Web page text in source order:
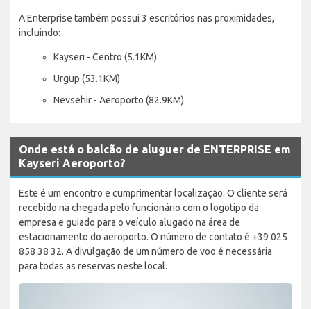
A Enterprise também possui 3 escritórios nas proximidades,
incluindo:
Kayseri - Centro (5.1KM)
Urgup (53.1KM)
Nevsehir - Aeroporto (82.9KM)
Onde está o balcão de aluguer de ENTERPRISE em
Kayseri Aeroporto?
Este é um encontro e cumprimentar localização. O cliente será
recebido na chegada pelo funcionário com o logotipo da
empresa e guiado para o veículo alugado na área de
estacionamento do aeroporto. O número de contato é +39 025
858 38 32. A divulgação de um número de voo é necessária
para todas as reservas neste local.